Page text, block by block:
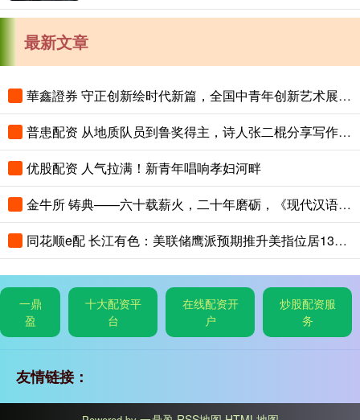
最新文章
華鑫證券 守正创新绘时代新篇，全国中青年创新艺术展登陆中国美术馆
普患配资 从地质队员到鲁奖得主，诗人张二棍分享写作与人生：“因为苍天在上，我愿埋首人间”
优股配资 人气拉满！新青年唱响孝妇河畔
金牛所 铸典——六十载薪火，二十年磨砺，《现代汉语大词典》出版
同花顺e配 长江有色：美联储鹰派预期推升美指位居13个月高位 25日镍价或小跌
一鼎
盈
十大配资平
台
在线配资开
户
炒股配资服
务
友情链接：